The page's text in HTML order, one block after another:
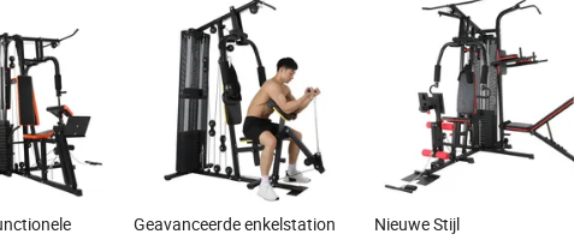
Geavanceerde enkelstation
Nieuwe Stijl